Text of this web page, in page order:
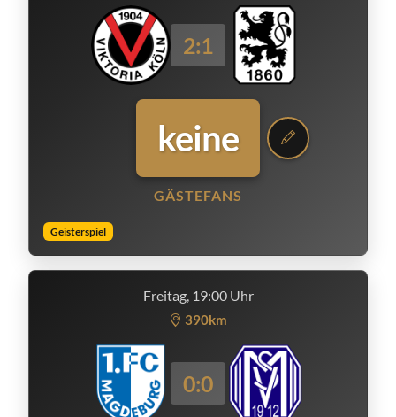
2:1
keine
GÄSTEFANS
Geisterspiel
Freitag, 19:00 Uhr
390km
0:0